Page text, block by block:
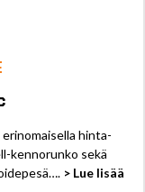
hinta-
kennorunko sekä
> Lue lisää